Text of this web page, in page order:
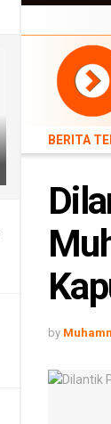
BERITA
by